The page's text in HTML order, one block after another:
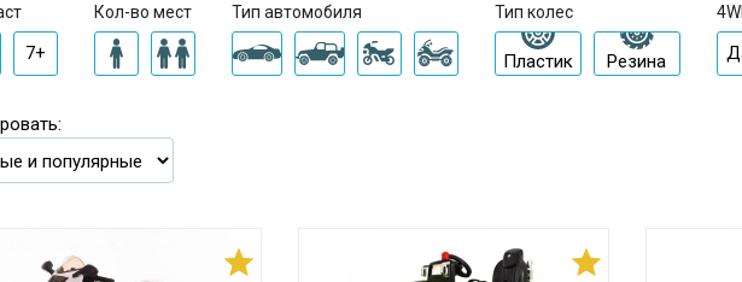
7+
Кол-во мест Тип автомобиля Тип колес
Пластик Резина

